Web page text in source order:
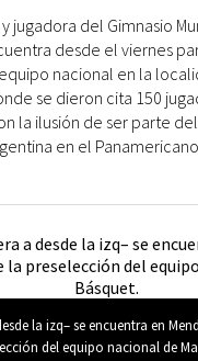
jugadora del Gimnasio
desde el viernes
nacional en la
se dieron cita 150
la ilusión de ser parte
en el
la izq– se encuentra en
del equipo nacional de